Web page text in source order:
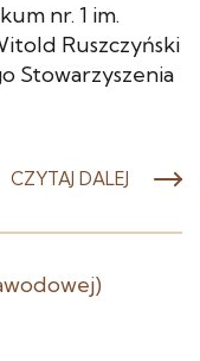
nr. 1 im.
Ruszczyński
Stowarzyszenia
CZYTAJ DALEJ